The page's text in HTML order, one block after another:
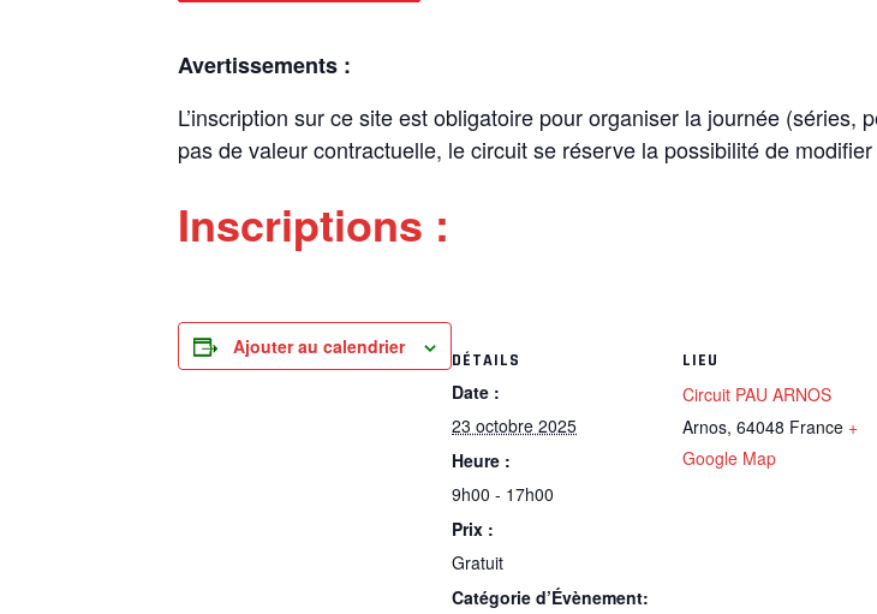
Avertissements :
L’inscription sur ce site est obligatoire pour organiser la journée
pas de valeur contractuelle, le circuit se réserve la possibilité de
Inscriptions :
Ajouter au calendrier
DÉTAILS
Date :
23 octobre 2025
Heure :
9h00 - 17h00
Prix :
Gratuit
Catégorie d’Évènement:
LIEU
Circuit PAU ARNOS
Arnos, 64048 France +
Google Map